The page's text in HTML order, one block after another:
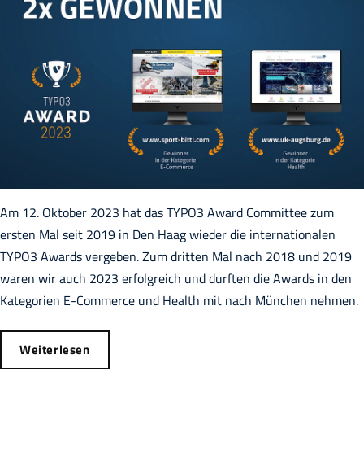
Am 12. Oktober 2023 hat das TYPO3 Award Committee zum
ersten Mal seit 2019 in Den Haag wieder die internationalen
TYPO3 Awards vergeben. Zum dritten Mal nach 2018 und 2019
waren wir auch 2023 erfolgreich und durften die Awards in den
Kategorien E-Commerce und Health mit nach München nehmen.
Weiterlesen